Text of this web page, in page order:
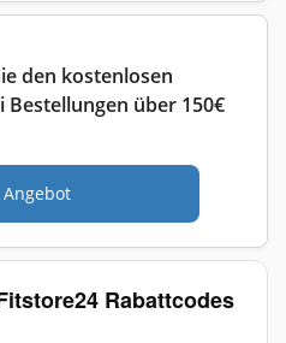
den kostenlosen
Bestellungen über 150€
Rabattcodes